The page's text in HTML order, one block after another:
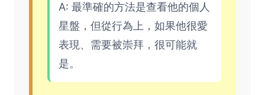
A: 最準確的方法是查看他的個人
星盤，但從行為上，如果他很愛
表現、需要被崇拜，很可能就
是。